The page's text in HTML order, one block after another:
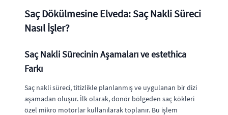
Saç Dökülmesine Elveda: Saç Nakli Süreci
Nasıl İşler?
Saç Nakli Sürecinin Aşamaları ve estethica
Farkı
Saç nakli süreci, titizlikle planlanmış ve uygulanan bir dizi
aşamadan oluşur. İlk olarak, donör bölgeden saç kökleri
özel mikro motorlar kullanılarak toplanır. Bu işlem